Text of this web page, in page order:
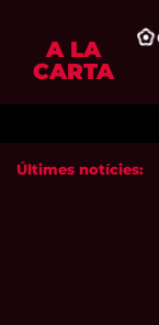
A LA
CARTA
Últimes notícies: